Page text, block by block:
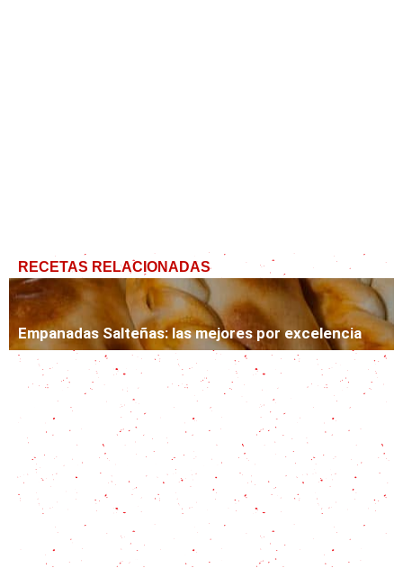
RECETAS RELACIONADAS
Empanadas Salteñas: las mejores por excelencia
Baleadas Hondureñas: las más ricas, rápidas y
populares
Tapas españolas: 10 recetas para disfrutar de un
buen tapeo
Enchiladas verdes, la receta perfecta para
saborear la tradición mexicana